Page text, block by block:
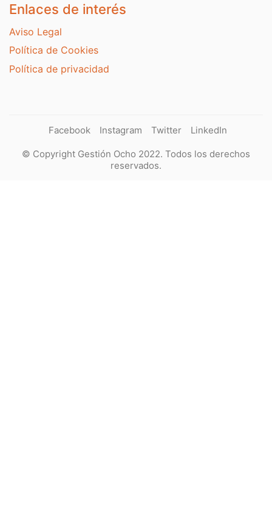
Enlaces de interés
Aviso Legal
Política de Cookies
Política de privacidad
Facebook Instagram Twitter LinkedIn
© Copyright Gestión Ocho 2022. Todos los derechos
reservados.